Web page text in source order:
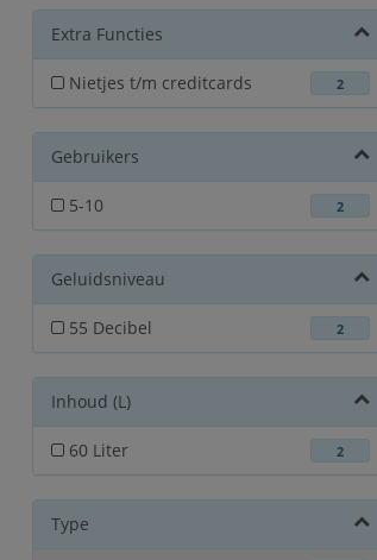
Extra Functies
Nietjes t/m creditcards 2
Gebruikers
5-10 2
Geluidsniveau
55 Decibel 2
Inhoud (L)
60 Liter 2
Type